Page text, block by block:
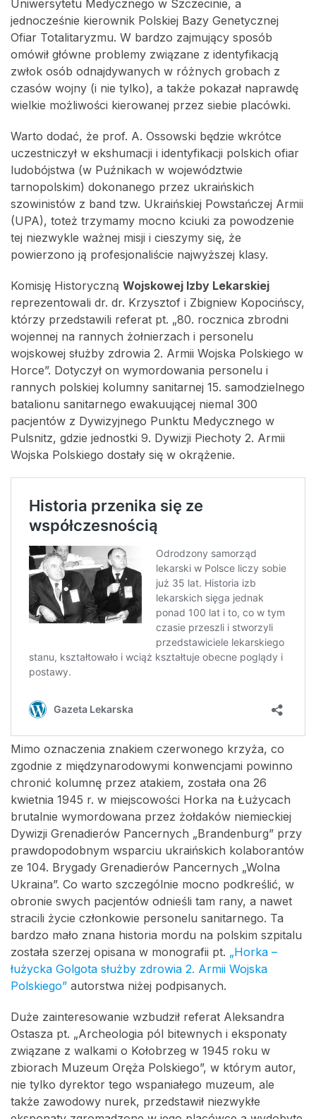
Uniwersytetu Medycznego w Szczecinie, a
jednocześnie kierownik Polskiej Bazy Genetycznej
Ofiar Totalitaryzmu. W bardzo zajmujący sposób
omówił główne problemy związane z identyfikacją
zwłok osób odnajdywanych w różnych grobach z
czasów wojny (i nie tylko), a także pokazał naprawdę
wielkie możliwości kierowanej przez siebie placówki.
Warto dodać, że prof. A. Ossowski będzie wkrótce
uczestniczył w ekshumacji i identyfikacji polskich ofiar
ludobójstwa (w Puźnikach w województwie
tarnopolskim) dokonanego przez ukraińskich
szowinistów z band tzw. Ukraińskiej Powstańczej Armii
(UPA), toteż trzymamy mocno kciuki za powodzenie
tej niezwykle ważnej misji i cieszymy się, że
powierzono ją profesjonaliście najwyższej klasy.
Komisję Historyczną Wojskowej Izby Lekarskiej
reprezentowali dr. dr. Krzysztof i Zbigniew Kopocińscy,
którzy przedstawili referat pt. „80. rocznica zbrodni
wojennej na rannych żołnierzach i personelu
wojskowej służby zdrowia 2. Armii Wojska Polskiego w
Horce”. Dotyczył on wymordowania personelu i
rannych polskiej kolumny sanitarnej 15. samodzielnego
batalionu sanitarnego ewakuującej niemal 300
pacjentów z Dywizyjnego Punktu Medycznego w
Pulsnitz, gdzie jednostki 9. Dywizji Piechoty 2. Armii
Wojska Polskiego dostały się w okrążenie.
Mimo oznaczenia znakiem czerwonego krzyża, co
zgodnie z międzynarodowymi konwencjami powinno
chronić kolumnę przez atakiem, została ona 26
kwietnia 1945 r. w miejscowości Horka na Łużycach
brutalnie wymordowana przez żołdaków niemieckiej
Dywizji Grenadierów Pancernych „Brandenburg” przy
prawdopodobnym wsparciu ukraińskich kolaborantów
ze 104. Brygady Grenadierów Pancernych „Wolna
Ukraina”. Co warto szczególnie mocno podkreślić, w
obronie swych pacjentów odnieśli tam rany, a nawet
stracili życie członkowie personelu sanitarnego. Ta
bardzo mało znana historia mordu na polskim szpitalu
została szerzej opisana w monografii pt. „Horka –
łużycka Golgota służby zdrowia 2. Armii Wojska
Polskiego” autorstwa niżej podpisanych.
Duże zainteresowanie wzbudził referat Aleksandra
Ostasza pt. „Archeologia pól bitewnych i eksponaty
związane z walkami o Kołobrzeg w 1945 roku w
zbiorach Muzeum Oręża Polskiego”, w którym autor,
nie tylko dyrektor tego wspaniałego muzeum, ale
także zawodowy nurek, przedstawił niezwykłe